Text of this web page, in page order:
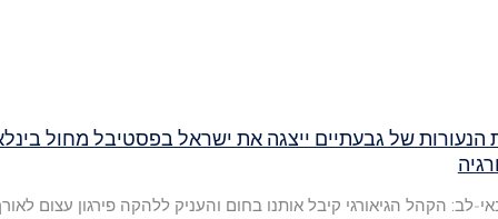
הנעורות של גבעתיים ייצגה את ישראל בפסטיבל מחול
לב: הקהל הגיאורגי קיבל אותנו בחום והעניק ללהקה פירגון עצום